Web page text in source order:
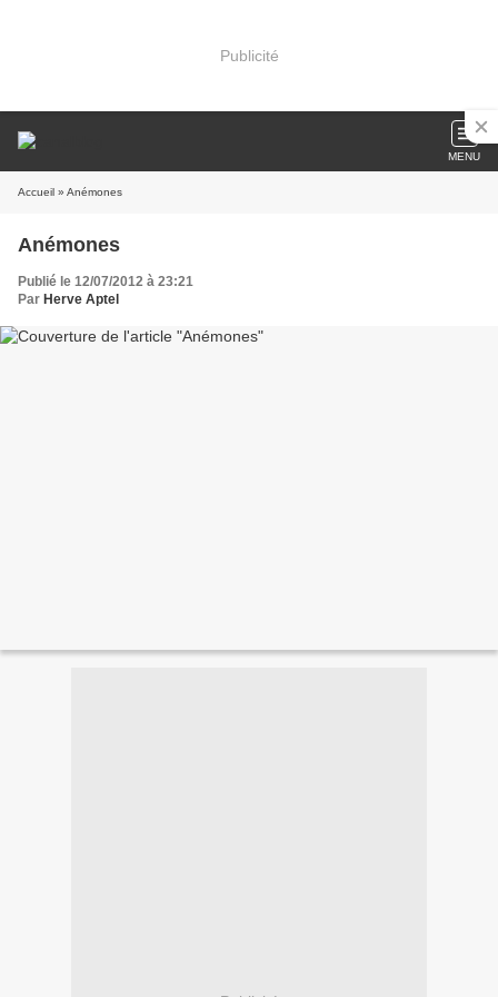
Publicité
MENU
Accueil » Anémones
Anémones
Publié le 12/07/2012 à 23:21
Par Herve Aptel